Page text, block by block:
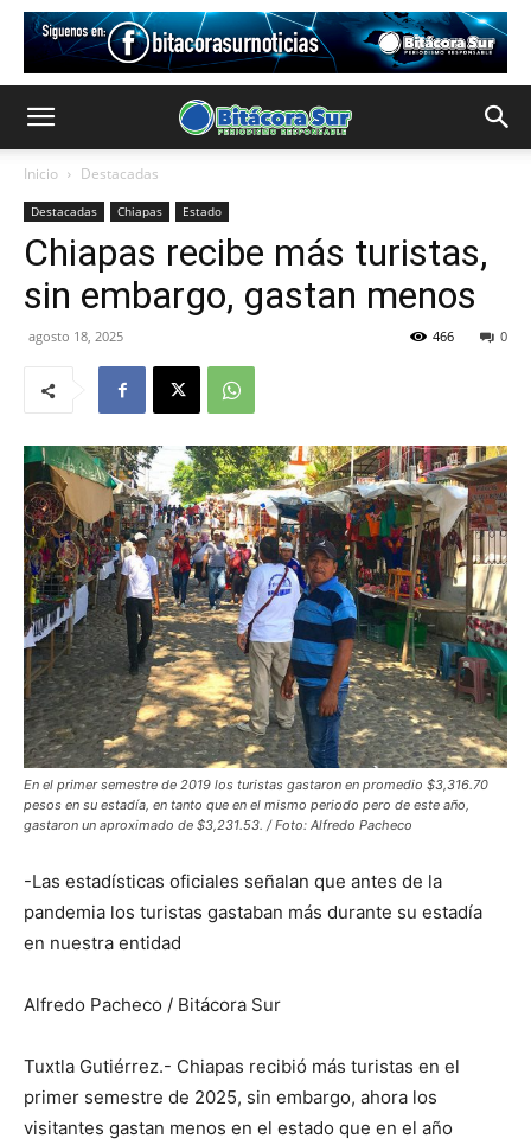
Inicio Destacadas
Destacadas Chiapas Estado
Chiapas recibe más turistas,
sin embargo, gastan menos
agosto 18, 2025 0
466
En el primer semestre de 2019 los turistas gastaron en promedio $3,316.70
pesos en su estadía, en tanto que en el mismo periodo pero de este año,
gastaron un aproximado de $3,231.53. / Foto: Alfredo Pacheco
-Las estadísticas oficiales señalan que antes de la
pandemia los turistas gastaban más durante su estadía
en nuestra entidad
Alfredo Pacheco / Bitácora Sur
Tuxtla Gutiérrez.- Chiapas recibió más turistas en el
primer semestre de 2025, sin embargo, ahora los
visitantes gastan menos en el estado que en el año